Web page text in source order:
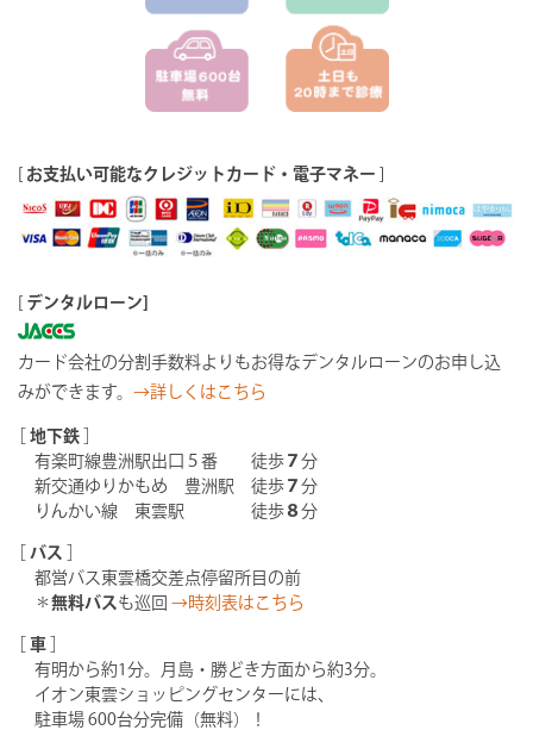
お支払い可能なクレジットカード・電子マネー
デンタルローン]
カード会社の分割手数料よりもお得なデンタルローンのお申し込
みができます。 →詳しくはこちら
地下鉄
有楽町線豊洲駅出口５番 徒歩 ７ 分
新交通ゆりかもめ 豊洲駅 徒歩 ７ 分
りんかい線 東雲駅 徒歩 ８ 分
バス
都営バス東雲橋交差点停留所目の前
＊ 無料バス も巡回 →時刻表はこちら
車
有明から約1分。月島・勝どき方面から約3分。
イオン東雲ショッピングセンターには、
駐車場 600台分完備（無料）！